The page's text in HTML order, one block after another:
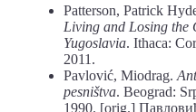
Patterson, Patrick
Living and Losing the
Yugoslavia. Ithaca:
2011.
Pavlović, Miodrag.
pesništva. Beograd:
1990. [orig.]